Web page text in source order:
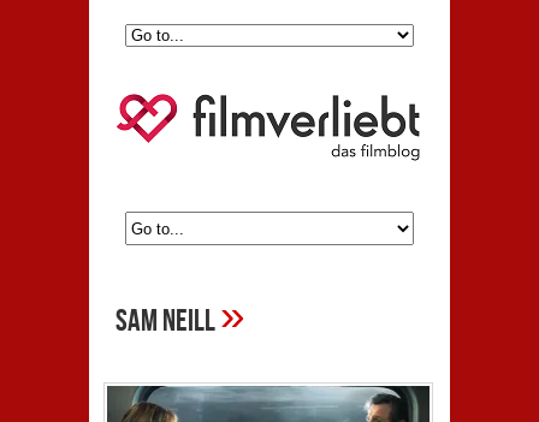
Sam Neill»